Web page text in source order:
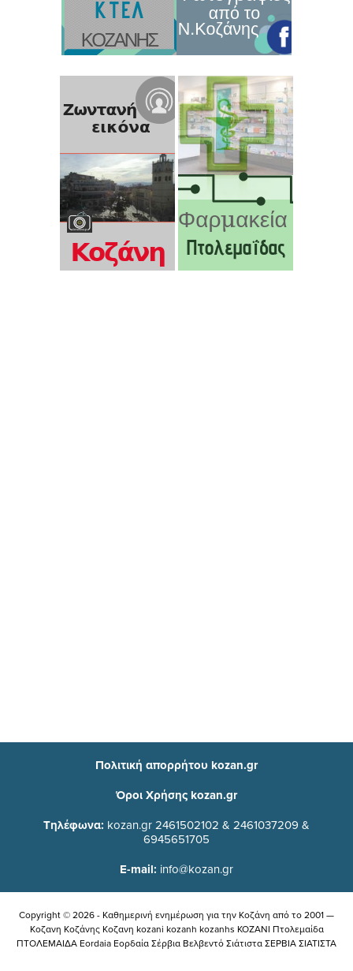
Πολιτική απορρήτου kozan.gr
Όροι Χρήσης kozan.gr
Τηλέφωνα: kozan.gr 2461502102 & 2461037209 &
6945651705
E-mail: info@kozan.gr
Copyright © 2026 - Καθημερινή ενημέρωση για την Kοζάνη από το 2001 —
Κοζανη Κοζάνης Κοζανη kozani kozanh kozanhs KOZANI Πτολεμαίδα
ΠΤΟΛΕΜΑΙΔΑ Eordaia Εορδαία Σέρβια Βελβεντό Σιάτιστα ΣΕΡΒΙΑ ΣΙΑΤΙΣΤΑ